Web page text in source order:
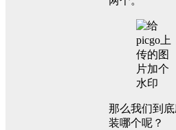
那么我们到
装哪个呢？